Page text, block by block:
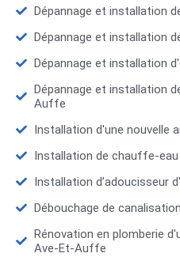
Dépannage et installation
Dépannage et installation
Dépannage et installation
Dépannage et installation
Auffe
Installation d'une nouvelle
Installation de chauffe-
Installation d’adoucisseur
Débouchage de
Rénovation en plomberie
Ave-Et-Auffe